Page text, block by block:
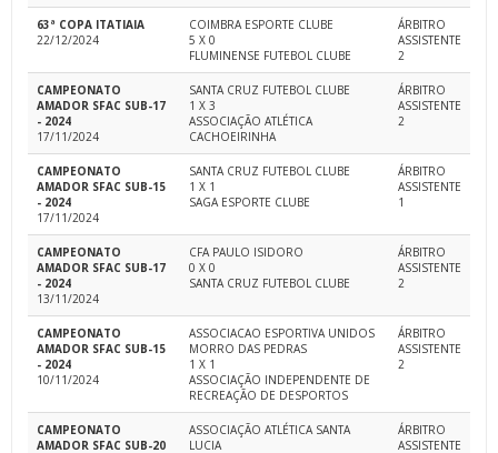
63ª COPA ITATIAIA
22/12/2024
COIMBRA ESPORTE CLUBE
5 X 0
FLUMINENSE FUTEBOL CLUBE
ÁRBITRO
ASSISTENTE
2
CAMPEONATO
AMADOR SFAC SUB-17
- 2024
17/11/2024
SANTA CRUZ FUTEBOL CLUBE
1 X 3
ASSOCIAÇÃO ATLÉTICA
CACHOEIRINHA
ÁRBITRO
ASSISTENTE
2
CAMPEONATO
AMADOR SFAC SUB-15
- 2024
17/11/2024
SANTA CRUZ FUTEBOL CLUBE
1 X 1
SAGA ESPORTE CLUBE
ÁRBITRO
ASSISTENTE
1
CAMPEONATO
AMADOR SFAC SUB-17
- 2024
13/11/2024
CFA PAULO ISIDORO
0 X 0
SANTA CRUZ FUTEBOL CLUBE
ÁRBITRO
ASSISTENTE
2
CAMPEONATO
AMADOR SFAC SUB-15
- 2024
10/11/2024
ASSOCIACAO ESPORTIVA UNIDOS
MORRO DAS PEDRAS
1 X 1
ASSOCIAÇÃO INDEPENDENTE DE
RECREAÇÃO DE DESPORTOS
ÁRBITRO
ASSISTENTE
2
CAMPEONATO
AMADOR SFAC SUB-20
ASSOCIAÇÃO ATLÉTICA SANTA
LUCIA
ÁRBITRO
ASSISTENTE